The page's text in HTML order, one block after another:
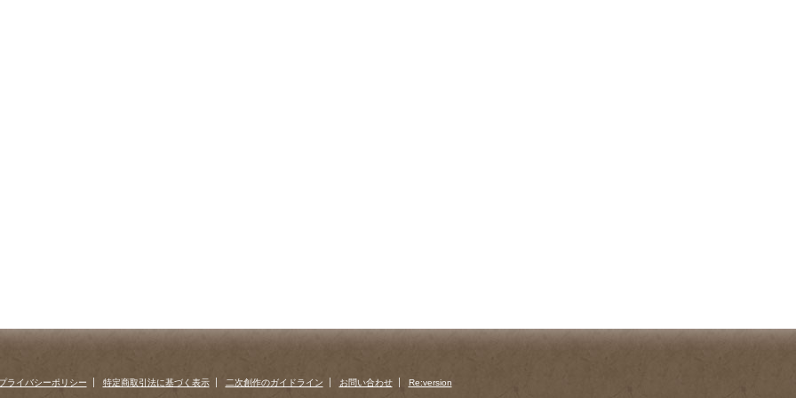
ライバシーポリシー 特定商取引法に基づく表示 二次創作のガイドライン お問い合わせ Re:version